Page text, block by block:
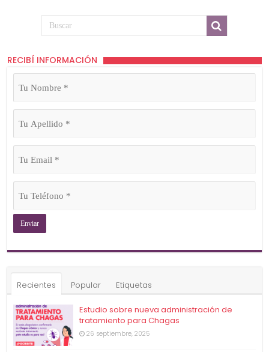
RECIBÍ INFORMACIÓN
Nombre
Apellido
Email
Teléfono
Recientes Popular Etiquetas
Estudio sobre nueva administración de
tratamiento para Chagas
26 septiembre, 2025